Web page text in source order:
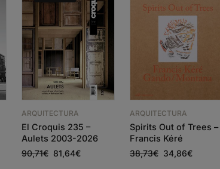
ARQUITECTURA
El Croquis 235 –
Aulets 2003-2026
90,71€ 81,64€
ARQUITECTURA
Spirits Out of Trees –
Francis Kéré
38,73€ 34,86€